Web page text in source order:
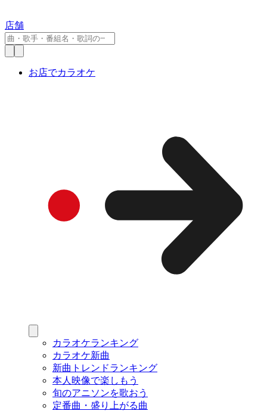
店舗
お店でカラオケ
カラオケランキング
カラオケ新曲
新曲トレンドランキング
本人映像で楽しもう
旬のアニソンを歌おう
定番曲・盛り上がる曲